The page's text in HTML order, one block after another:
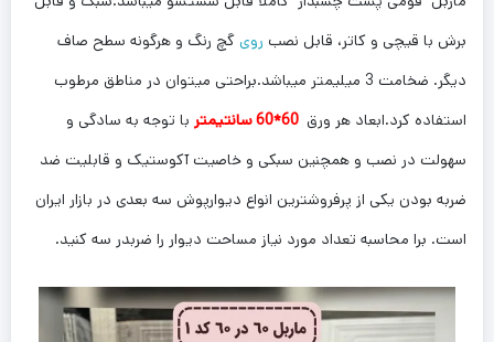
برش با قیچی و کاتر، قابل نصب روی گچ رنگ و هرگونه سطح صاف
دیگر. ضخامت 3 میلیمتر میباشد.براحتی میتوان در مناطق مرطوب
استفاده کرد.ابعاد هر ورق
سانتیمتر با توجه به سادگی و
سهولت در نصب و همچنین سبکی و خاصیت آکوستیک و قابلیت ضد
ضربه بودن یکی از پرفروشترین انواع دیوارپوش سه بعدی در بازار ایران
است. برا محاسبه تعداد مورد نیاز مساحت دیوار را ضربدر سه کنید.